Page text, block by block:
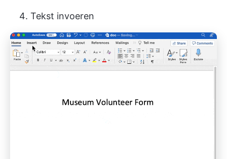
Tekst invoeren